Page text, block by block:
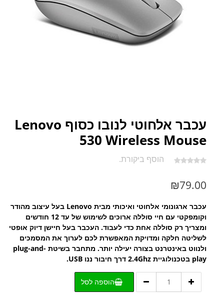
עכבר אלחוטי לנובו כסוף Lenovo
530 Wireless Mouse
הוסף ביקורת.
₪79.00
עכבר ארגונומי אלחוטי ואיכותי מבית Lenovo בעל עיצוב מהודר
וקומפקטי עם חיי סוללה ארוכים לשימוש של עד 12 חודשים
ומצריך רק סוללה אחת כדי לעבוד. העכבר בעל חיישן דיוק אופטי
לשליטה חלקה ומדויקת המאפשרת לכם לערוך את המסמכים
ולנווט באינטרנט בצורה יעילה יותר. מתחבר בשיטת plug-and-
play בטכנולוגיית 2.4Ghz דרך חיבור ננו USB.
הוספה לסל